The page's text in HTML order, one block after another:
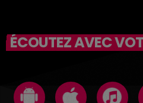
ÉCOUTEZ AVEC